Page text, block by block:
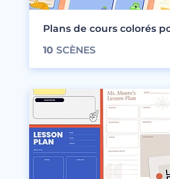
Plans de cours colorés
10 SCÈNES